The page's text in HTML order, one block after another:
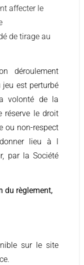
affecter le
de tirage au
déroulement
est perturbé
volonté de la
réserve le droit
ou non-respect
lieu à l
par la Société
du règlement,
sur le site